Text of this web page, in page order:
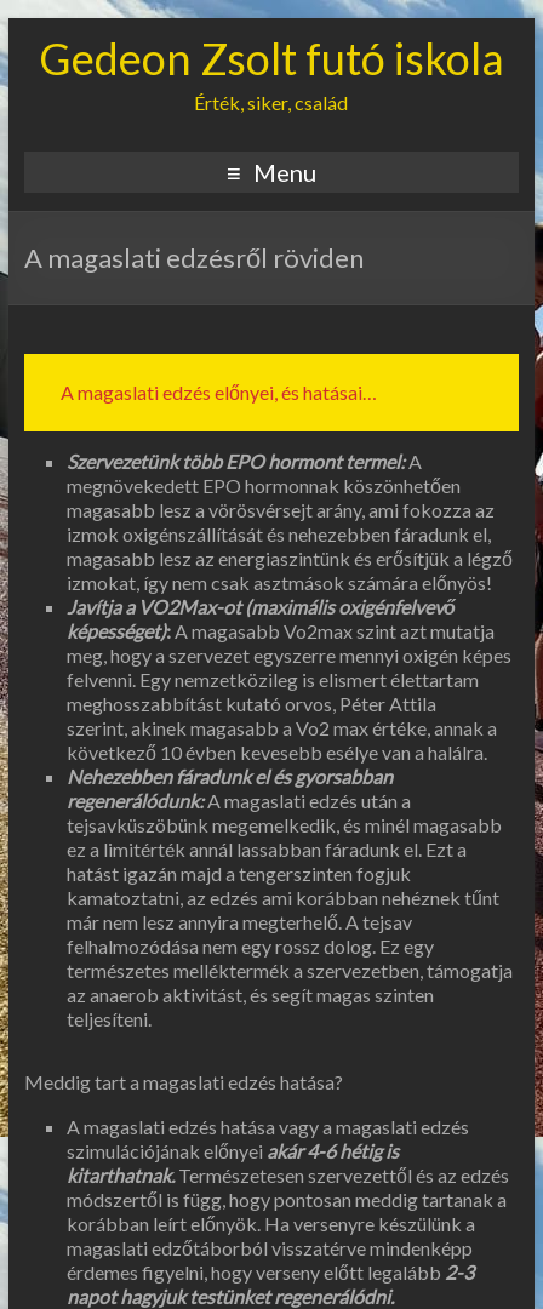
Gedeon Zsolt futó iskola
Érték, siker, család
Menu
A magaslati edzésről röviden
A magaslati edzés előnyei, és hatásai…
Szervezetünk több EPO hormont termel:A
megnövekedett EPO hormonnak köszönhetően
magasabb lesz a vörösvérsejt arány, ami fokozza az
izmok oxigénszállítását és nehezebben fáradunk el,
magasabb lesz az energiaszintünk és erősítjük a légző
izmokat, így nem csak asztmások számára előnyös!
Javítja a VO2Max-ot (maximális oxigénfelvevő
képességet):A magasabb Vo2max szint azt mutatja
meg, hogy a szervezet egyszerre mennyi oxigén képes
felvenni. Egy nemzetközileg is elismert élettartam
meghosszabbítást kutató orvos, Péter Attila
szerint, akinek magasabb a Vo2 max értéke, annak a
következő 10 évben kevesebb esélye van a halálra.
Nehezebben fáradunk el és gyorsabban
regenerálódunk:A magaslati edzés után a
tejsavküszöbünk megemelkedik, és minél magasabb
ez a limitérték annál lassabban fáradunk el. Ezt a
hatást igazán majd a tengerszinten fogjuk
kamatoztatni, az edzés ami korábban nehéznek tűnt
már nem lesz annyira megterhelő. A tejsav
felhalmozódása nem egy rossz dolog. Ez egy
természetes melléktermék a szervezetben, támogatja
az anaerob aktivitást, és segít magas szinten
teljesíteni.
Meddig tart a magaslati edzés hatása?
A magaslati edzés hatása vagy a magaslati edzés
szimulációjának előnyei akár 4-6 hétig is
kitarthatnak.Természetesen szervezettől és az edzés
módszertől is függ, hogy pontosan meddig tartanak a
korábban leírt előnyök. Ha versenyre készülünk a
magaslati edzőtáborból visszatérve mindenképp
érdemes figyelni, hogy verseny előtt legalább 2-3
napot hagyjuk testünket regenerálódni.